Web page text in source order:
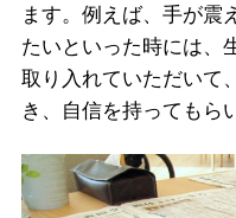
ます。例えば、手が震
たいといった時には、
取り入れていただいて
き、自信を持ってもら